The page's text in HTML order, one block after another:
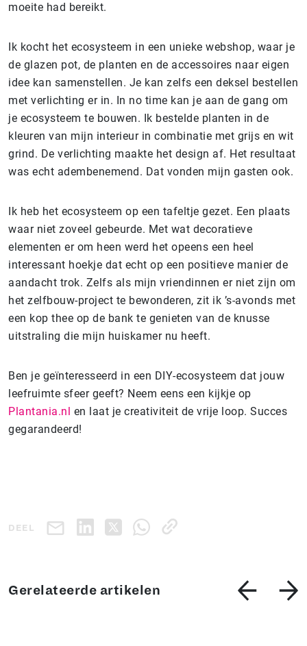
moeite had bereikt.
Ik kocht het ecosysteem in een unieke webshop, waar je
de glazen pot, de planten en de accessoires naar eigen
idee kan samenstellen. Je kan zelfs een deksel bestellen
met verlichting er in. In no time kan je aan de gang om
je ecosysteem te bouwen. Ik bestelde planten in de
kleuren van mijn interieur in combinatie met grijs en wit
grind. De verlichting maakte het design af. Het resultaat
was echt adembenemend. Dat vonden mijn gasten ook.
Ik heb het ecosysteem op een tafeltje gezet. Een plaats
waar niet zoveel gebeurde. Met wat decoratieve
elementen er om heen werd het opeens een heel
interessant hoekje dat echt op een positieve manier de
aandacht trok. Zelfs als mijn vriendinnen er niet zijn om
het zelfbouw-project te bewonderen, zit ik ’s-avonds met
een kop thee op de bank te genieten van de knusse
uitstraling die mijn huiskamer nu heeft.
Ben je geïnteresseerd in een DIY-ecosysteem dat jouw
leefruimte sfeer geeft? Neem eens een kijkje op
Plantania.nl en laat je creativiteit de vrije loop. Succes
gegarandeerd!
DEEL
Gerelateerde artikelen